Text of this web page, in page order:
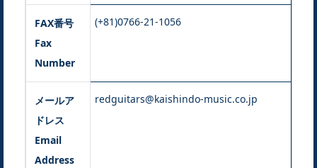
FAX番号
Fax
Number
(+81)0766-21-1056
メールア
ドレス
Email
Address
redguitars@kaishindo-music.co.jp